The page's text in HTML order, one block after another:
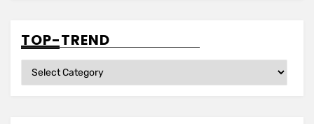
TOP-TREND
Top-